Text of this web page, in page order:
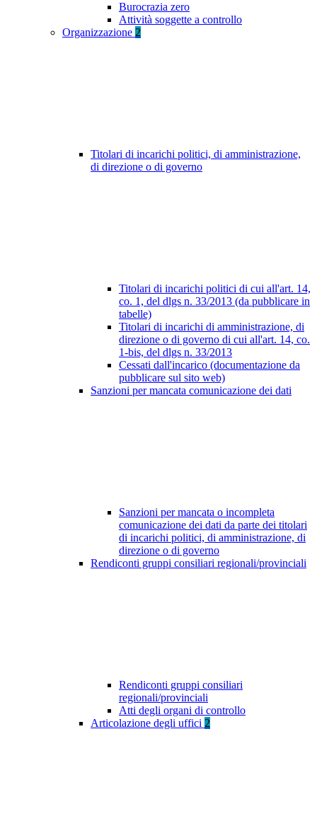
Burocrazia zero
Attività soggette a controllo
Organizzazione 2
Titolari di incarichi politici, di amministrazione,
di direzione o di governo
Titolari di incarichi politici di cui all'art. 14,
co. 1, del dlgs n. 33/2013 (da pubblicare in
tabelle)
Titolari di incarichi di amministrazione, di
direzione o di governo di cui all'art. 14, co.
1-bis, del dlgs n. 33/2013
Cessati dall'incarico (documentazione da
pubblicare sul sito web)
Sanzioni per mancata comunicazione dei dati
Sanzioni per mancata o incompleta
comunicazione dei dati da parte dei titolari
di incarichi politici, di amministrazione, di
direzione o di governo
Rendiconti gruppi consiliari regionali/provinciali
Rendiconti gruppi consiliari
regionali/provinciali
Atti degli organi di controllo
Articolazione degli uffici 2